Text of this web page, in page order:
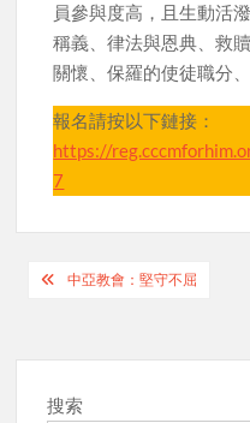
員參與度高，且生動活
稱義、律法與恩典、救
關懷、保羅的使徒職分
報名請按以下鏈接：
https://
7
Post中亞教會：堅守不屈
搜索